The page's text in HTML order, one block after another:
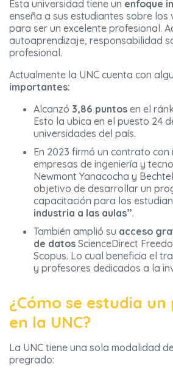
Esta universidad tiene un enfoque
enseña a sus estudiantes sobre los
para ser un excelente profesional.
autoaprendizaje, responsabilidad
profesional.
Actualmente la UNC cuenta con
importantes:
Alcanzó 3,86 puntos en el
Esto la ubica en el puesto 24
universidades del país.
En 2023 firmó un contrato
empresas de ingeniería y
Newmont Yanacocha y
objetivo de desarrollar un
capacitación para los
industria a las aulas”.
También amplió su acceso
de datos ScienceDirect
Scopus. Lo cual beneficia el
y profesores dedicados a la
¿Cómo se estudia
en la UNC?
La UNC tiene una sola modalidad
pregrado: